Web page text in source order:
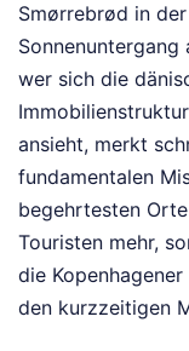
Smørrebrød in
wer sich die
ansieht, merkt
fundamentalen
begehrtesten
Touristen mehr,
die
den kurzzeitigen